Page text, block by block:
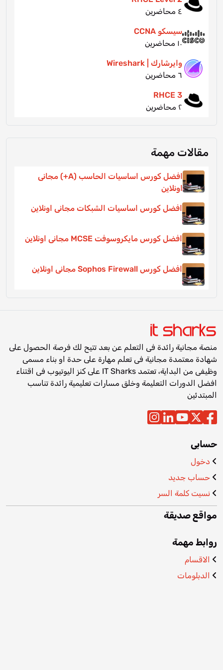
٤ محاضرين
سيسكو CCNA
١٠ محاضرين
وايرشارك | Wireshark
٦ محاضرين
RHCE 3
٢ محاضرين
مقالات مهمة
افضل كورس اساسيات الحاسب (A+) مجانى
اونلاين
افضل كورس اساسيات الشبكات مجانى اونلاين
افضل كورس مايكروسوفت MCSE مجانى اونلاين
افضل كورس Sophos Firewall مجانى اونلاين
منصة مجانية رائدة فى التعلم عن بعد تتيح لك فرصة الحصول على
شهادة معتمدة مجانية فى تعلم مهارة على حدة او بناء مسمى
وظيفى من البداية، تعتمد IT Sharks على كنز اليوتيوب فى اقتناء
افضل الدورات التعليمة وخلق مسارات تعليمية رائدة تناسب
المبتدئين
حسابى
دخول
حساب جديد
نسيت كلمة السر
مواقع صديقة
روابط مهمة
الاقسام
الدبلومات